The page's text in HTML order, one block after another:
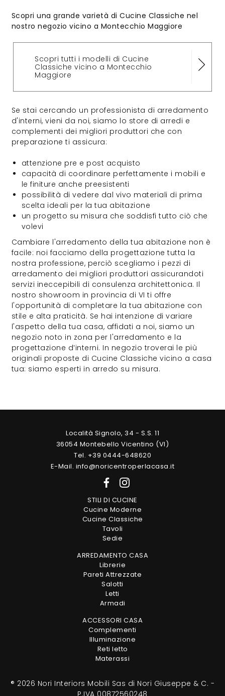
Scopri una grande varietà di Cucine Classiche nel
nostro negozio vicino a Montecchio Maggiore
Scopri tutti i modelli di Cucine
Classiche vicino a Montecchio
Maggiore
Se stai cercando un professionista di arredamento
d'interni, vieni da noi, siamo lo store di arredi e
complementi dei migliori produttori che con
preparazione ti assicura:
attenzione pre e post acquisto
capacità di coordinare perfettamente i mobili e
le finiture anche preesistenti
possibilità di vedere dal vivo materiali di prima
scelta ideali per la tua abitazione
un progetto su misura che soddisfi tutto ciò che
volevi
Cambiare l'arredamento della tua abitazione non è
facile: noi facciamo della progettazione tutta la
nostra professione, perciò scegliamo i pezzi di
arredamento dei migliori produttori assicurandoti
servizi ineccepibili di consulenza architettonica. Il
nostro showroom in provincia di VI ti offre
l'opportunità di completare la tua abitazione con
stile e alta praticità. Se hai intenzione di variare
l'aspetto della tua casa, affidati a noi, siamo un
negozio noto in zona per l'arredamento e la
progettazione d’interni. In negozio troverai le più
originali proposte di Cucine Classiche vicino a casa
tua: siamo esperti in arredo su misura.
Località Signolo, 34 - S.S. 11
36054 Montebello Vicentino (VI)
Tel. +39 0444-648620
E-Mail. info@noricentroperlacasa.it
STILI DI CUCINE
Cucine Moderne
Cucine Classiche
Tavoli
Sedie
ARREDAMENTO CASA
Librerie
Pareti Attrezzate
Salotti
Letti
Armadi
ACCESSORI CASA
Complementi
Illuminazione
Reti letto
Materassi
® 2026 Nori Interiors Mobili Sas di Nori Giuseppe & C. -